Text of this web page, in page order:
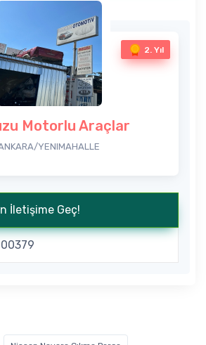
2. Yıl
Motorlu Araçlar
YENIMAHALLE
İletişime Geç!